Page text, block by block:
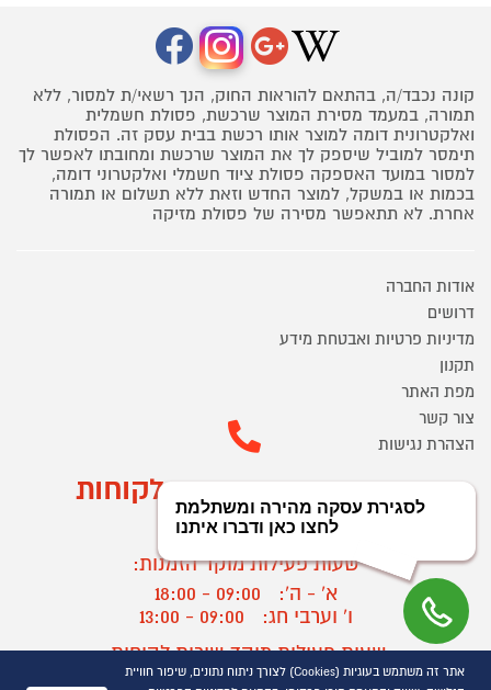
קונה נכבד/ה, בהתאם להוראות החוק, הנך רשאי/ת למסור, ללא
תמורה, במעמד מסירת המוצר שרכשת, פסולת חשמלית
ואלקטרונית דומה למוצר אותו רכשת בבית עסק זה. הפסולת
תימסר למוביל שיספק לך את המוצר שרכשת ומחובתו לאפשר לך
למסור במועד האספקה פסולת ציוד חשמלי ואלקטרוני דומה,
בכמות או במשקל, למוצר החדש וזאת ללא תשלום או תמורה
אחרת. לא תתאפשר מסירה של פסולת מזיקה
אודות החברה
דרושים
מדיניות פרטיות ואבטחת מידע
תקנון
מפת האתר
צור קשר
הצהרת נגישות
מוקד הזמנות ושירות לקוחות
03-9545370
שעות פעילות מוקד הזמנות:
א' - ה':
09:00 - 18:00
ו' וערבי חג:
09:00 - 13:00
שעות פעילות מוקד שירות לקוחות:
א' - ד':
09:00 - 16:30
אתר זה משתמש בעוגיות (Cookies) לצורך ניתוח נתונים, שיפור חוויית